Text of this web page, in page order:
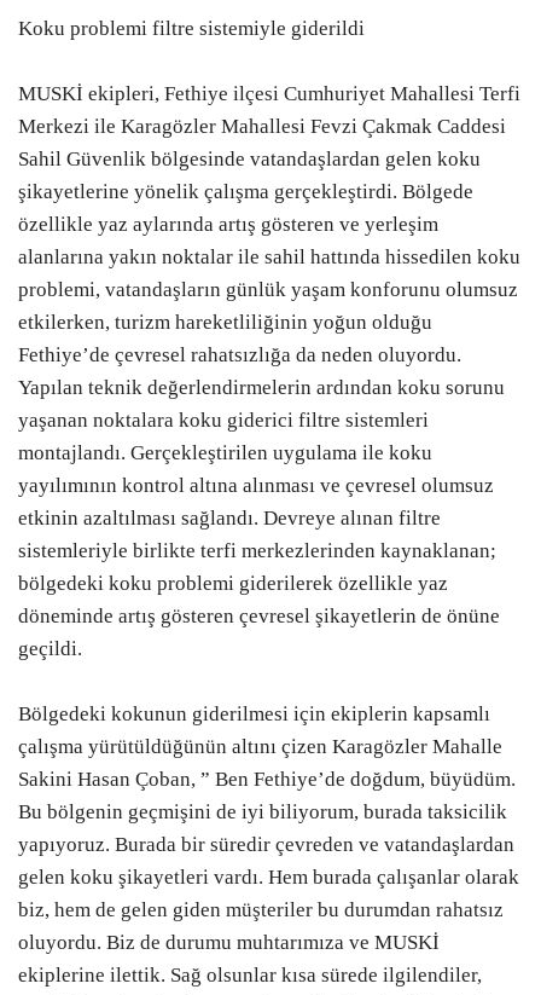
Koku problemi filtre sistemiyle giderildi
MUSKİ ekipleri, Fethiye ilçesi Cumhuriyet Mahallesi Terfi
Merkezi ile Karagözler Mahallesi Fevzi Çakmak Caddesi
Sahil Güvenlik bölgesinde vatandaşlardan gelen koku
şikayetlerine yönelik çalışma gerçekleştirdi. Bölgede
özellikle yaz aylarında artış gösteren ve yerleşim
alanlarına yakın noktalar ile sahil hattında hissedilen koku
problemi, vatandaşların günlük yaşam konforunu olumsuz
etkilerken, turizm hareketliliğinin yoğun olduğu
Fethiye’de çevresel rahatsızlığa da neden oluyordu.
Yapılan teknik değerlendirmelerin ardından koku sorunu
yaşanan noktalara koku giderici filtre sistemleri
montajlandı. Gerçekleştirilen uygulama ile koku
yayılımının kontrol altına alınması ve çevresel olumsuz
etkinin azaltılması sağlandı. Devreye alınan filtre
sistemleriyle birlikte terfi merkezlerinden kaynaklanan;
bölgedeki koku problemi giderilerek özellikle yaz
döneminde artış gösteren çevresel şikayetlerin de önüne
geçildi.
Bölgedeki kokunun giderilmesi için ekiplerin kapsamlı
çalışma yürütüldüğünün altını çizen Karagözler Mahalle
Sakini Hasan Çoban, ” Ben Fethiye’de doğdum, büyüdüm.
Bu bölgenin geçmişini de iyi biliyorum, burada taksicilik
yapıyoruz. Burada bir süredir çevreden ve vatandaşlardan
gelen koku şikayetleri vardı. Hem burada çalışanlar olarak
biz, hem de gelen giden müşteriler bu durumdan rahatsız
oluyordu. Biz de durumu muhtarımıza ve MUSKİ
ekiplerine ilettik. Sağ olsunlar kısa sürede ilgilendiler,